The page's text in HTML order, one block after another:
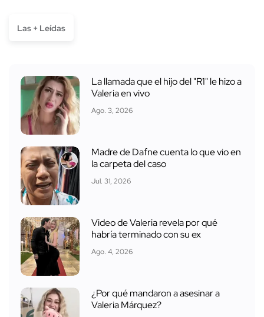
Las + Leídas
La llamada que el hijo del "R1" le hizo a
Valeria en vivo
Ago. 3, 2026
Madre de Dafne cuenta lo que vio en
la carpeta del caso
Jul. 31, 2026
Video de Valeria revela por qué
habría terminado con su ex
Ago. 4, 2026
¿Por qué mandaron a asesinar a
Valeria Márquez?